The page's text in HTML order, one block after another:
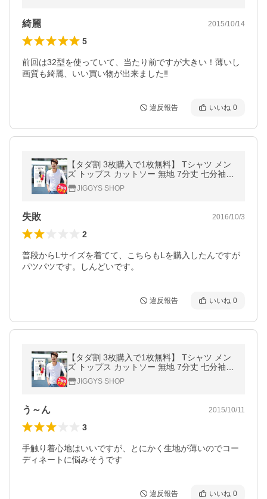
綺麗 2015/10/14
5
前回は32型を使っていて、当たり前ですが大きい！薄いし
画質も綺麗、いい買い物が出来ました‼
違反報告 いいね 0
【タダ割 3枚購入で1枚無料】 Tシャツ メン
ズ トップス カットソー 無地 7分丈 七分袖
ロンT コットン Vネック
JIGGYS SHOP
失敗 2016/10/3
2
普段からLサイズを着てて、こちらもLを購入したんですが
パツパツです。しんどいです。
違反報告 いいね 0
【タダ割 3枚購入で1枚無料】 Tシャツ メン
ズ トップス カットソー 無地 7分丈 七分袖
ロンT コットン Vネック
JIGGYS SHOP
う～ん 2015/10/11
3
手触り着心地はいいですが、とにかく生地が薄いのでコー
ディネートに悩みそうです
違反報告 いいね 0